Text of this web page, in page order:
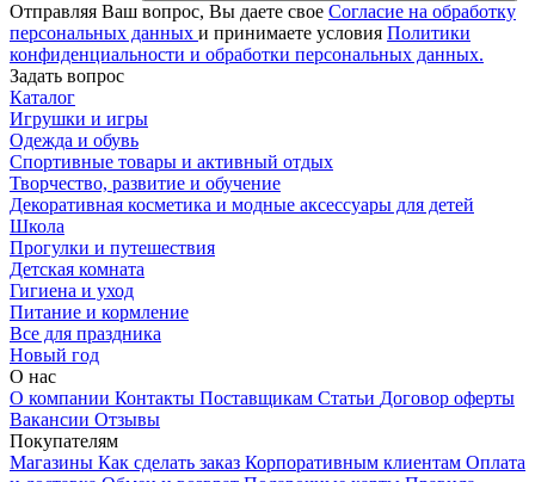
Отправляя Ваш вопрос, Вы даете свое Согласие на обработку
персональных данных и принимаете условия Политики
конфиденциальности и обработки персональных данных.
Задать вопрос
Каталог
Игрушки и игры
Одежда и обувь
Спортивные товары и активный отдых
Творчество, развитие и обучение
Декоративная косметика и модные аксессуары для детей
Школа
Прогулки и путешествия
Детская комната
Гигиена и уход
Питание и кормление
Все для праздника
Новый год
О нас
О компании Контакты Поставщикам Статьи Договор оферты
Вакансии Отзывы
Покупателям
Магазины Как сделать заказ Корпоративным клиентам Оплата